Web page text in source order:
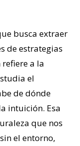
busca extraer
de estrategias
a la
el
de dónde
intuición. Esa
que nos
el entorno,